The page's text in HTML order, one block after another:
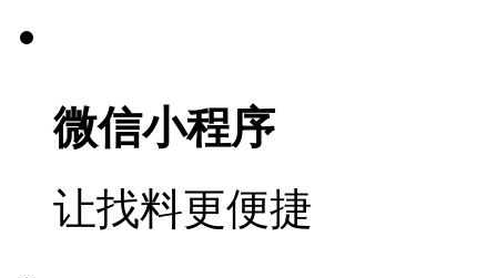
微信小程序
让找料更便捷